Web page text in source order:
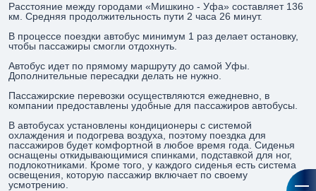
Расстояние между городами «Мишкино - Уфа» составляет 136
км. Средняя продолжительность пути 2 часа 26 минут.
В процессе поездки автобус минимум 1 раз делает остановку,
чтобы пассажиры смогли отдохнуть.
Автобус идет по прямому маршруту до самой Уфы.
Дополнительные пересадки делать не нужно.
Пассажирские перевозки осуществляются ежедневно, в
компании предоставлены удобные для пассажиров автобусы.
В автобусах установлены кондиционеры с системой
охлаждения и подогрева воздуха, поэтому поездка для
пассажиров будет комфортной в любое время года. Сиденья
оснащены откидывающимися спинками, подставкой для ног,
подлокотниками. Кроме того, у каждого сиденья есть система
освещения, которую пассажир включает по своему
усмотрению.